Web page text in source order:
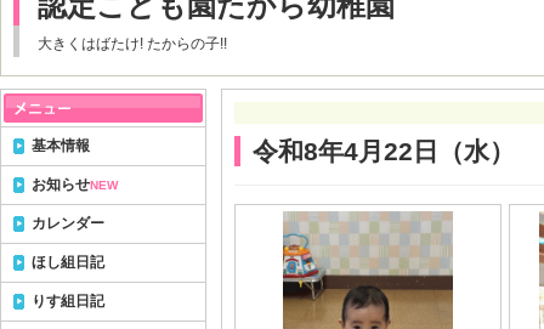
大きくはばたけ! たからの子!!
令和8年4月22日（水）
基本情報
お知らせNEW
カレンダー
ほし組日記
りす組日記